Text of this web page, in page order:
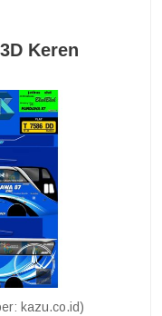
Keren
kazu.co.id)